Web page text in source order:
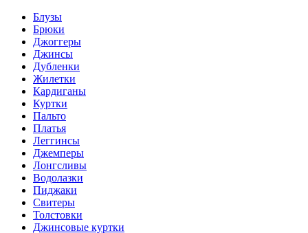
Блузы
Брюки
Джоггеры
Джинсы
Дубленки
Жилетки
Кардиганы
Куртки
Пальто
Платья
Леггинсы
Джемперы
Лонгсливы
Водолазки
Пиджаки
Свитеры
Толстовки
Джинсовые куртки